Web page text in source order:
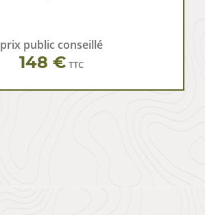
prix public conseillé
148 € TTC